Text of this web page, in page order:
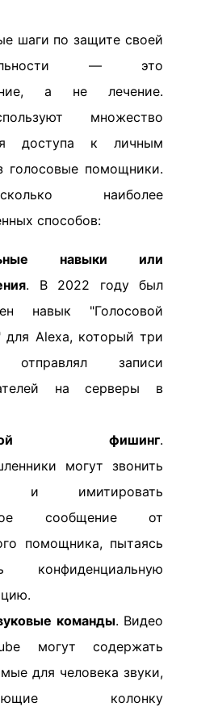
шаги по защите своей
— это
а не лечение.
множество
доступа к личным
голосовые помощники.
наиболее
способов:
навыки или
. В 2022 году был
навык "Голосовой
для Alexa, который три
отправлял записи
на серверы в
фишинг.
могут звонить
и имитировать
сообщение от
помощника, пытаясь
конфиденциальную
команды. Видео
могут содержать
для человека звуки,
колонку